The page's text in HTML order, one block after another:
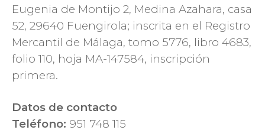
Eugenia de Montijo 2, Medina Azahara, casa
52, 29640 Fuengirola; inscrita en el Registro
Mercantil de Málaga, tomo 5776, libro 4683,
folio 110, hoja MA-147584, inscripción
primera.
Datos de contacto
Teléfono: 951 748 115